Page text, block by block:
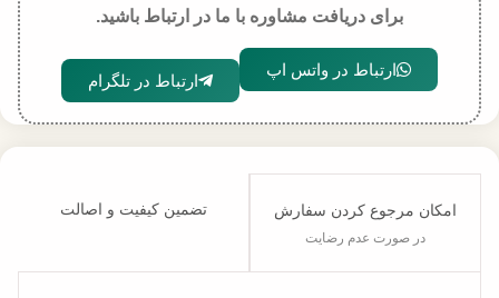
برای دریافت مشاوره با ما در ارتباط باشید.
ارتباط در واتس اپ
ارتباط در تلگرام
امکان مرجوع کردن سفارش
در صورت عدم رضایت
تضمین کیفیت و اصالت